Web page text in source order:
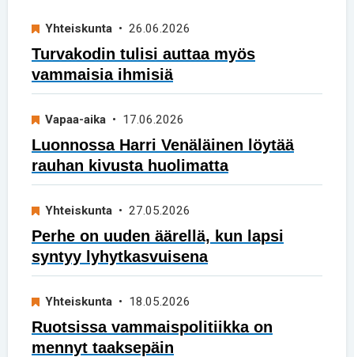
Yhteiskunta • 26.06.2026
Turvakodin tulisi auttaa myös
vammaisia ihmisiä
Vapaa-aika • 17.06.2026
Luonnossa Harri Venäläinen löytää
rauhan kivusta huolimatta
Yhteiskunta • 27.05.2026
Perhe on uuden äärellä, kun lapsi
syntyy lyhytkasvuisena
Yhteiskunta • 18.05.2026
Ruotsissa vammaispolitiikka on
mennyt taaksepäin